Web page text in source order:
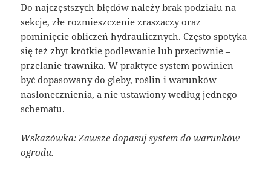
Do najczęstszych błędów należy brak podziału na
sekcje, złe rozmieszczenie zraszaczy oraz
pominięcie obliczeń hydraulicznych. Często spotyka
się też zbyt krótkie podlewanie lub przeciwnie –
przelanie trawnika. W praktyce system powinien
być dopasowany do gleby, roślin i warunków
nasłonecznienia, a nie ustawiony według jednego
schematu.
Wskazówka: Zawsze dopasuj system do warunków
ogrodu.